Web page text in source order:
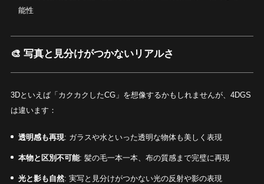
能性
🎨 写真と見分けがつかないリアルさ
3Dといえば「カクカクしたCG」を想像するかもしれませんが、4DGS
は違います：
透明感も再現: ガラスや水といった透明な物体も美しく表現
本物と区別不可能: 髪の毛一本一本、布の質感まで完璧に再現
光と影も自然: 実写と見分けがつかない光の反射や影の表現